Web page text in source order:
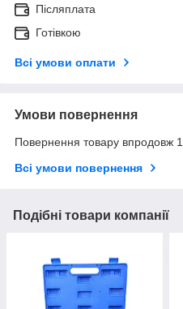
Післяплата
Готівкою
Всі умови оплати
Умови повернення
Повернення товару впродовж
Всі умови повернення
Подібні товари компанії